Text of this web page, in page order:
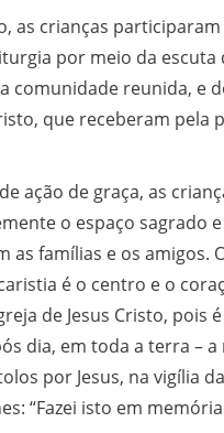
as crianças participaram
por meio da escuta
comunidade reunida, e
que receberam pela
ação de graça, as
o espaço sagrado
as famílias e os amigos.
é o centro e o
de Jesus Cristo, pois
dia, em toda a terra – a
por Jesus, na vigília
“Fazei isto em